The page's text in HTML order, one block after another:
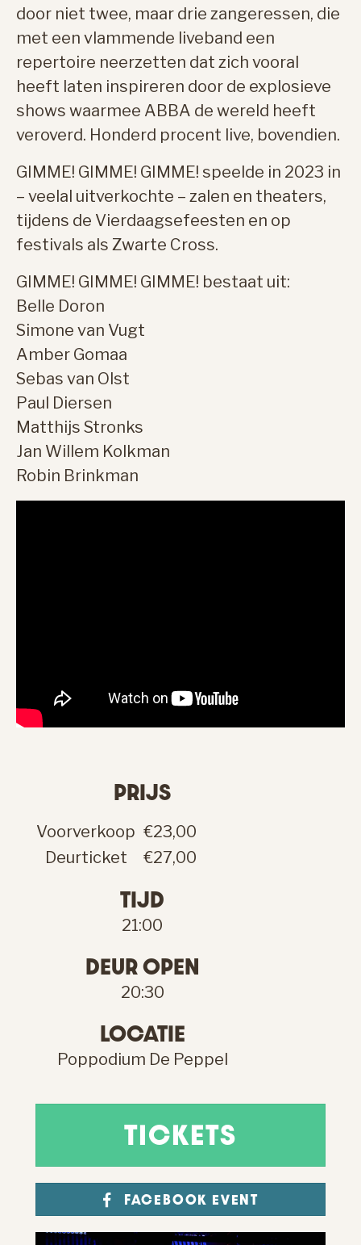
door niet twee, maar drie zangeressen, die
met een vlammende liveband een
repertoire neerzetten dat zich vooral
heeft laten inspireren door de explosieve
shows waarmee ABBA de wereld heeft
veroverd. Honderd procent live, bovendien.
GIMME! GIMME! GIMME! speelde in 2023 in
– veelal uitverkochte – zalen en theaters,
tijdens de Vierdaagsefeesten en op
festivals als Zwarte Cross.
GIMME! GIMME! GIMME! bestaat uit:
Belle Doron
Simone van Vugt
Amber Gomaa
Sebas van Olst
Paul Diersen
Matthijs Stronks
Jan Willem Kolkman
Robin Brinkman
PRIJS
Voorverkoop €23,00
Deurticket
€27,00
TIJD
21:00
DEUR OPEN
20:30
LOCATIE
Poppodium De Peppel
TICKETS
FACEBOOK EVENT